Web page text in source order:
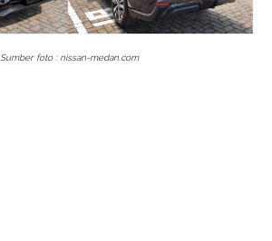
Sumber foto : nissan-medan.com